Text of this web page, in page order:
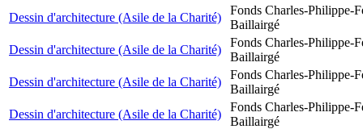
Dessin d'architecture (Asile de la Charité)
Fonds Charles-Philippe-
Baillairgé
Dessin d'architecture (Asile de la Charité)
Fonds Charles-Philippe-
Baillairgé
Dessin d'architecture (Asile de la Charité)
Fonds Charles-Philippe-
Baillairgé
Dessin d'architecture (Asile de la Charité)
Fonds Charles-Philippe-
Baillairgé